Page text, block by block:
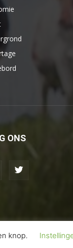
ONS
knop.